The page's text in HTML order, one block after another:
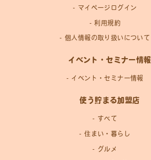
マイページログイン
利用規約
個人情報の取り扱いについて
イベント・セミナー情報
イベント・セミナー情報
使う貯まる加盟店
すべて
住まい・暮らし
グルメ